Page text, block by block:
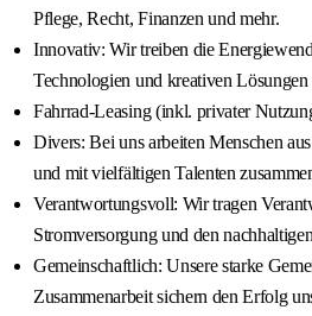
Pflege, Recht, Finanzen und mehr.
Innovativ: Wir treiben die
Technologien und kreativen Lösungen
Fahrrad-Leasing (inkl. privater
Divers: Bei uns arbeiten Menschen
und mit vielfältigen Talenten
Verantwortungsvoll: Wir tragen
Stromversorgung und den
Gemeinschaftlich: Unsere starke
Zusammenarbeit sichern den Erfolg